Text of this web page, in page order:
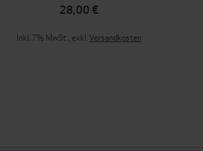
28,00 €
Inkl. 7% MwSt.,exkl.Versandkosten